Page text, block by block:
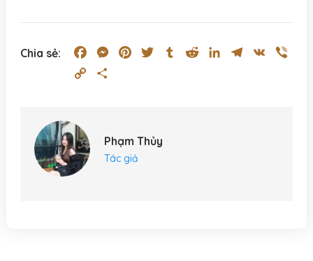
Chia sẻ: FacebookMessenger
PinterestTwitterTumblrRedditLinkedInTelegram
VK
Copy
Phạm Thủy
Tác giả